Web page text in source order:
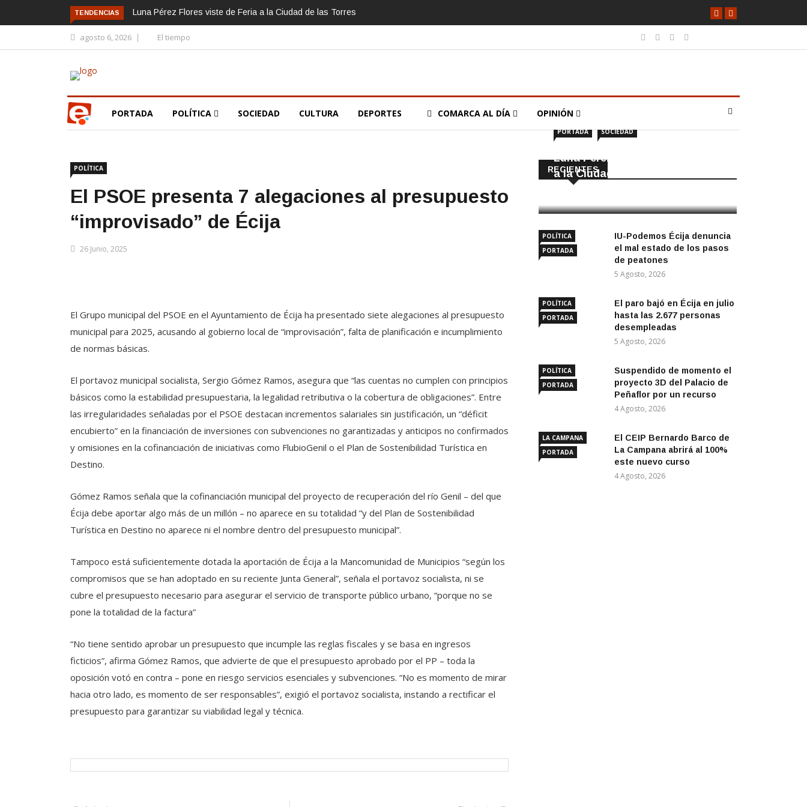
TENDENCIAS Luna Pérez Flores viste de Feria a la Ciudad de las Torres
agosto 6, 2026 El tiempo
PORTADA POLÍTICA SOCIEDAD CULTURA DEPORTES COMARCA AL DÍA OPINIÓN
POLÍTICA
El PSOE presenta 7 alegaciones al presupuesto
“improvisado” de Écija
26 Junio, 2025
El Grupo municipal del PSOE en el Ayuntamiento de Écija ha presentado siete alegaciones al presupuesto
municipal para 2025, acusando al gobierno local de “improvisación”, falta de planificación e incumplimiento
de normas básicas.
El portavoz municipal socialista, Sergio Gómez Ramos, asegura que “las cuentas no cumplen con principios
básicos como la estabilidad presupuestaria, la legalidad retributiva o la cobertura de obligaciones”. Entre
las irregularidades señaladas por el PSOE destacan incrementos salariales sin justificación, un “déficit
encubierto” en la financiación de inversiones con subvenciones no garantizadas y anticipos no confirmados
y omisiones en la cofinanciación de iniciativas como FlubioGenil o el Plan de Sostenibilidad Turística en
Destino.
Gómez Ramos señala que la cofinanciación municipal del proyecto de recuperación del río Genil – del que
Écija debe aportar algo más de un millón – no aparece en su totalidad “y del Plan de Sostenibilidad
Turística en Destino no aparece ni el nombre dentro del presupuesto municipal”.
Tampoco está suficientemente dotada la aportación de Écija a la Mancomunidad de Municipios “según los
compromisos que se han adoptado en su reciente Junta General”, señala el portavoz socialista, ni se
cubre el presupuesto necesario para asegurar el servicio de transporte público urbano, “porque no se
pone la totalidad de la factura”
“No tiene sentido aprobar un presupuesto que incumple las reglas fiscales y se basa en ingresos
ficticios”, afirma Gómez Ramos, que advierte de que el presupuesto aprobado por el PP – toda la
oposición votó en contra – pone en riesgo servicios esenciales y subvenciones. “No es momento de mirar
hacia otro lado, es momento de ser responsables”, exigió el portavoz socialista, instando a rectificar el
presupuesto para garantizar su viabilidad legal y técnica.
RECIENTES
PORTADA SOCIEDAD
Luna Pérez Flores viste de Feria
a la Ciudad de las Torres
POLÍTICA
PORTADA
IU-Podemos Écija denuncia
el mal estado de los pasos
de peatones
5 Agosto, 2026
POLÍTICA
PORTADA
El paro bajó en Écija en julio
hasta las 2.677 personas
desempleadas
5 Agosto, 2026
POLÍTICA
PORTADA
Suspendido de momento el
proyecto 3D del Palacio de
Peñaflor por un recurso
4 Agosto, 2026
LA CAMPANA
PORTADA
El CEIP Bernardo Barco de
La Campana abrirá al 100%
este nuevo curso
4 Agosto, 2026